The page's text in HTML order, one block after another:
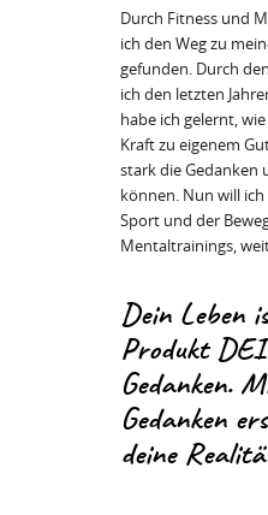
Durch Fitness und
ich den Weg zu
gefunden. Durch
ich den letzten
habe ich gelernt,
Kraft zu eigenem
stark die Gedanken
können. Nun will
Sport und der
Mentaltrainings,
Dein Leben
Produkt
Gedanken.
Gedanken
deine